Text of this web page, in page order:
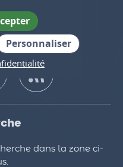
!
dans la zone ci-
Personnaliser